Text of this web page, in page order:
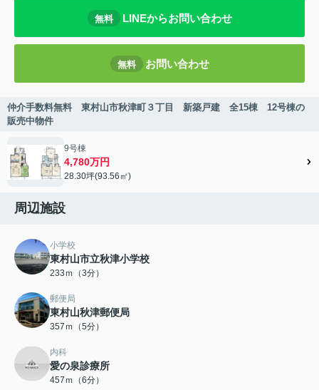
無料 LINEからお問い合わせ
無料 お問い合わせ
仲介手数料無料 東村山市秋津町３丁目 新築戸建 全15棟 12号棟の
販売中物件
9号棟
4,780万円
28.30坪(93.56㎡)
周辺施設
小学校
東村山市立秋津小学校
233ｍ（3分）
郵便局
東村山秋津郵便局
357ｍ（5分）
内科
愛の泉診療所
457ｍ（6分）